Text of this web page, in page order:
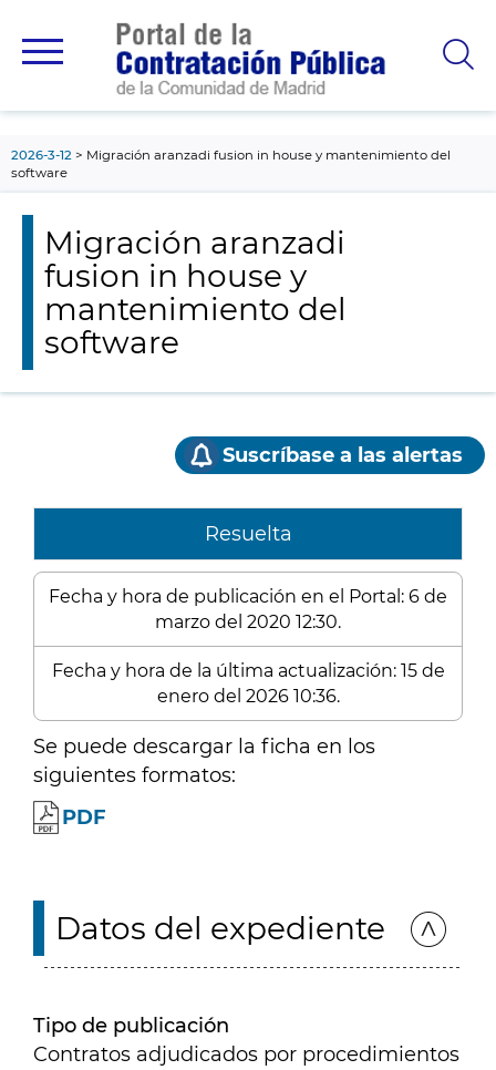
principal
2026-3-12
Migración aranzadi fusion in house y mantenimiento del
software
Migración aranzadi
fusion in house y
mantenimiento del
software
Suscríbase a las alertas
Resuelta
Fecha y hora de publicación en el Portal: 6 de
marzo del 2020 12:30.
Fecha y hora de la última actualización: 15 de
enero del 2026 10:36.
Se puede descargar la ficha en los
siguientes formatos:
PDF
Datos del expediente
Tipo de publicación
Contratos adjudicados por procedimientos